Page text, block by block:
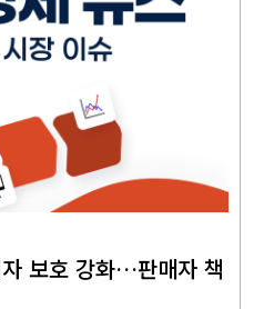
보호 강화…판매자 책